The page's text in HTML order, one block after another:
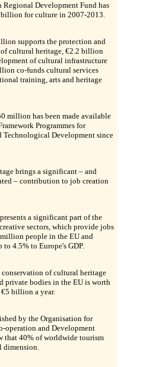
Regional Development Fund has
for culture in 2007-2013.
supports the protection and
cultural heritage, €2.2 billion
of cultural infrastructure
co-funds cultural services
training, arts and heritage
million has been made available
Programmes for
Technological Development since
brings a significant – and
– contribution to job creation
a significant part of the
sectors, which provide jobs
people in the EU and
to 4.5% to Europe's GDP.
conservation of cultural heritage
private bodies in the EU is worth
€5 billion a year.
by the Organisation for
operation and Development
that 40% of worldwide tourism
dimension.